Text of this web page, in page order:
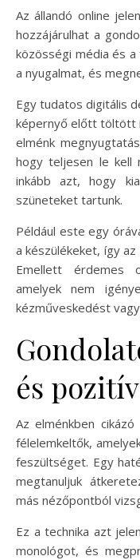
Az állandó online
hozzájárulhat a
közösségi média és
a nyugalmat, és
Egy tudatos digitális
képernyő előtt töltött
elménk
hogy teljesen le kell
inkább azt, hogy
szüneteket tartunk.
Például este egy
a készülékeket, így
Emellett érdemes
amelyek nem
kézműveskedést
és
Az elménkben
félelemkeltők,
feszültséget. Egy
megtanuljuk
más nézőpontból
Ez a technika azt
monológot, és